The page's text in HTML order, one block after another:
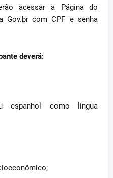
acessar a Página do
Gov.br com CPF e senha
deverá:
espanhol como língua